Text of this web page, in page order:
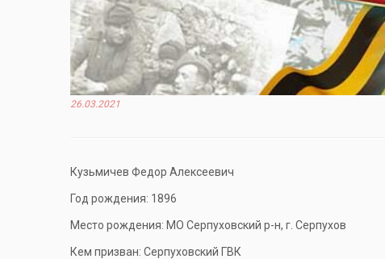
26.03.2021
Кузьмичев Федор Алексеевич
Год рождения: 1896
Место рождения: МО Серпуховский р-н, г. Серпухов
Кем призван: Серпуховский ГВК